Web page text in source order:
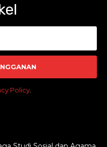
Policy